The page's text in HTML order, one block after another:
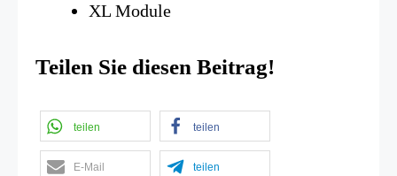
XL Module
Teilen Sie diesen Beitrag!
teilen teilen
E-Mail teilen